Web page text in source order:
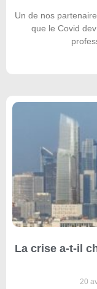
Un de nos
que le Covid
La crise a-t-il
20